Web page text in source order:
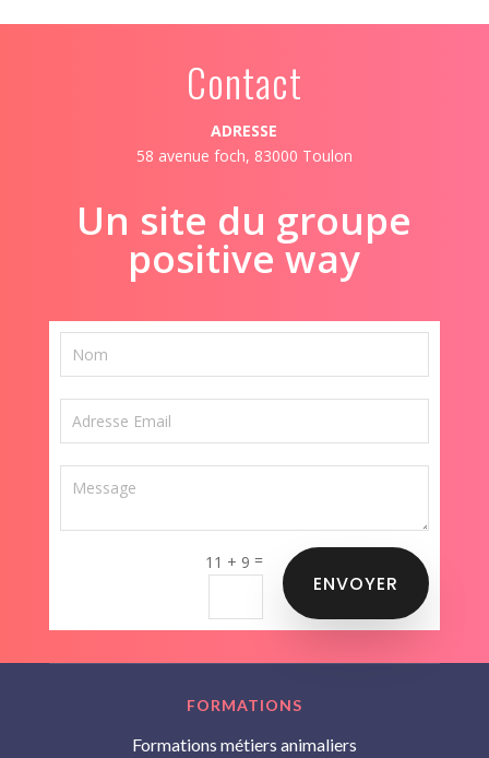
Contact
ADRESSE
58 avenue foch, 83000 Toulon
Un site du groupe
positive way
11 + 9 =
ENVOYER
FORMATIONS
Formations métiers animaliers